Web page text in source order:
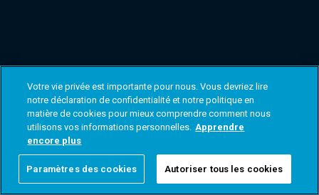
Votre vie privée est importante pour nous. Vous devriez lire
notre déclaration de confidentialité et notre politique en
matière de cookies pour mieux comprendre comment nous
utilisons vos informations personnelles. Apprendre
encore plus
Paramètres des cookies Autoriser tous les cookies